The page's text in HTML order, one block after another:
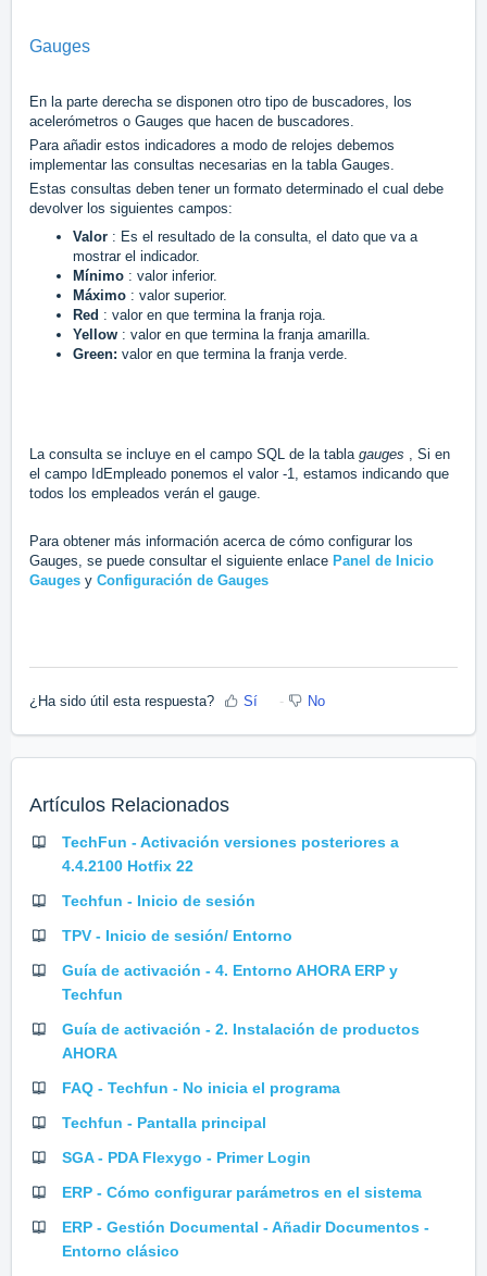
Gauges
En la parte derecha se disponen otro tipo de buscadores, los
acelerómetros o Gauges que hacen de buscadores.
Para añadir estos indicadores a modo de relojes debemos
implementar las consultas necesarias en la tabla Gauges.
Estas consultas deben tener un formato determinado el cual debe
devolver los siguientes campos:
Valor : Es el resultado de la consulta, el dato que va a
mostrar el indicador.
Mínimo : valor inferior.
Máximo : valor superior.
Red : valor en que termina la franja roja.
Yellow : valor en que termina la franja amarilla.
Green: valor en que termina la franja verde.
La consulta se incluye en el campo SQL de la tabla gauges , Si en
el campo IdEmpleado ponemos el valor -1, estamos indicando que
todos los empleados verán el gauge.
Para obtener más información acerca de cómo configurar los
Gauges, se puede consultar el siguiente enlace Panel de Inicio
Gauges y Configuración de Gauges
¿Ha sido útil esta respuesta? Sí No
Artículos Relacionados
TechFun - Activación versiones posteriores a
4.4.2100 Hotfix 22
Techfun - Inicio de sesión
TPV - Inicio de sesión/ Entorno
Guía de activación - 4. Entorno AHORA ERP y
Techfun
Guía de activación - 2. Instalación de productos
AHORA
FAQ - Techfun - No inicia el programa
Techfun - Pantalla principal
SGA - PDA Flexygo - Primer Login
ERP - Cómo configurar parámetros en el sistema
ERP - Gestión Documental - Añadir Documentos -
Entorno clásico